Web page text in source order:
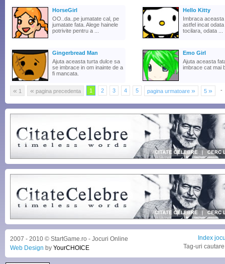
HorseGirl
OO..da..pe jumatate cal, pe
jumatate fata. Alege hainele
potrivite pentru a ...
Hello Kitty
Imbraca
astfel incat
tocilara, odata ...
Gingerbread Man
Ajuta aceasta turta dulce sa
se imbrace in om inainte de a
fi mancata.
Emo Girl
Ajuta aceasta
imbrace cat mai
« 1 « pagina precedenta 1 2 3 4 5 pagina urmatoare » 5 » -
2007 - 2010 © StartGame.ro - Jocuri Online
Web Design by YourCHOICE
Index
Tag-uri